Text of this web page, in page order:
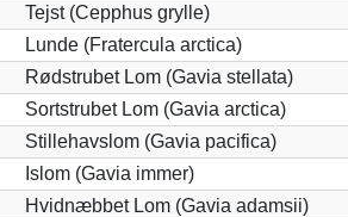
Tejst (Cepphus grylle)
Lunde (Fratercula arctica)
Rødstrubet Lom (Gavia stellata)
Sortstrubet Lom (Gavia arctica)
Stillehavslom (Gavia pacifica)
Islom (Gavia immer)
Hvidnæbbet Lom (Gavia adamsii)